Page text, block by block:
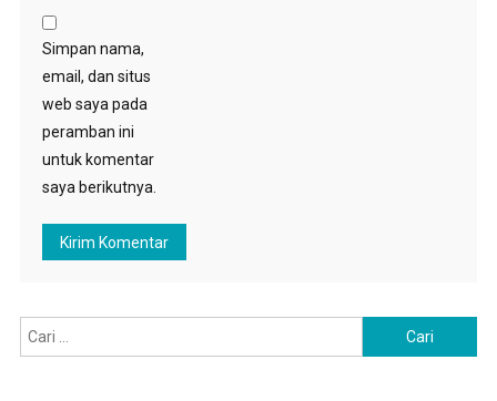
Simpan nama,
email, dan situs
web saya pada
peramban ini
untuk komentar
saya berikutnya.
untuk: